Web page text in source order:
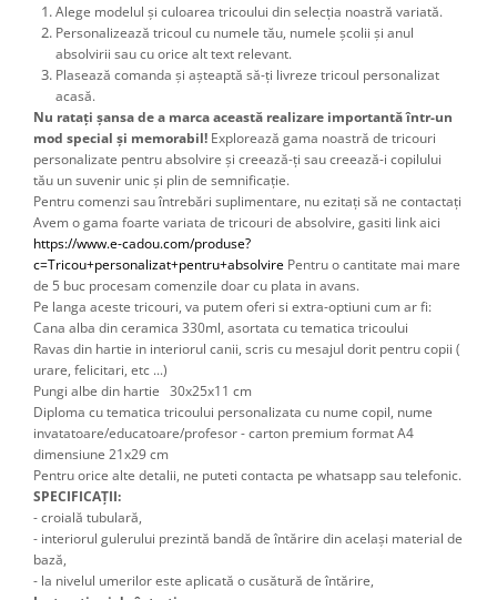
Alege modelul și culoarea tricoului din selecția noastră variată.
Personalizează tricoul cu numele tău, numele școlii și anul
absolvirii sau cu orice alt text relevant.
Plasează comanda și așteaptă să-ți livreze tricoul personalizat
acasă.
Nu ratați șansa de a marca această realizare importantă într-un
mod special și memorabil! Explorează gama noastră de tricouri
personalizate pentru absolvire și creează-ți sau creează-i copilului
tău un suvenir unic și plin de semnificație.
Pentru comenzi sau întrebări suplimentare, nu ezitați să ne contactați
https://www.e-cadou.com/produse?
c=Tricou+personalizat+pentru+absolvire Pentru o cantitate mai mare
de 5 buc procesam comenzile doar cu plata in avans.
Pe langa aceste tricouri, va putem oferi si extra-optiuni cum ar fi:
Cana alba din ceramica 330ml, asortata cu tematica tricoului
Ravas din hartie in interiorul canii, scris cu mesajul dorit pentru copii (
urare, felicitari, etc ...)
Pungi albe din hartie 30x25x11 cm
Diploma cu tematica tricoului personalizata cu nume copil, nume
invatatoare/educatoare/profesor - carton premium format A4
dimensiune 21x29 cm
Pentru orice alte detalii, ne puteti contacta pe whatsapp sau telefonic.
SPECIFICAȚII:
- croială tubulară,
- interiorul gulerului prezintă bandă de întărire din același material de
bază,
- la nivelul umerilor este aplicată o cusătură de întărire,